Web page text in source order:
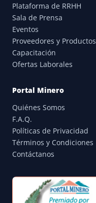
Plataforma de RRHH
Sala de Prensa
Eventos
Proveedores y Productos
Capacitación
Ofertas Laborales
Portal Minero
Quiénes Somos
F.A.Q.
Políticas de Privacidad
Términos y Condiciones
Contáctanos